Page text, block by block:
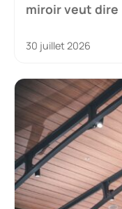
miroir veut dire
30 juillet 2026